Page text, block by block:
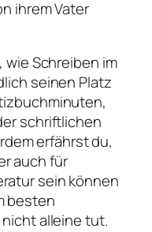
ihrem Vater
wie Schreiben im
seinen Platz
schriftlichen
erfährst du,
auch für
sein können
besten
alleine tut.